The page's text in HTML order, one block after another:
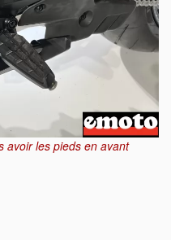
avoir les pieds en avant